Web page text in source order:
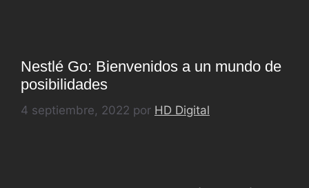
Nestlé Go: Bienvenidos a un mundo de
posibilidades
4 septiembre, 2022 por HD Digital